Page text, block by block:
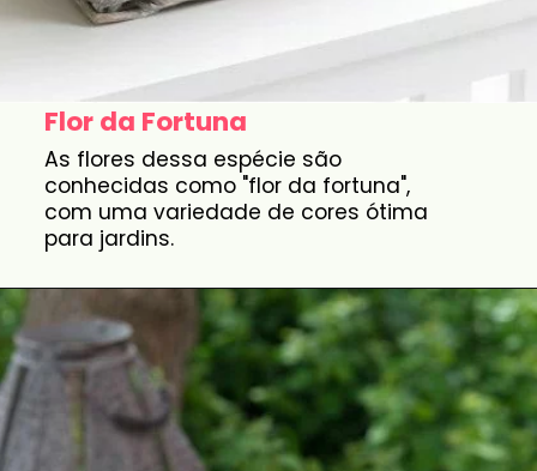
Flor da Fortuna
As flores dessa espécie são
conhecidas como "flor da fortuna",
com uma variedade de cores ótima
para jardins.